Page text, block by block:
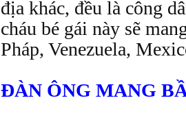
địa khác, đều là công
cháu bé gái này sẽ
Pháp, Venezuela,
ĐÀN ÔNG MANG